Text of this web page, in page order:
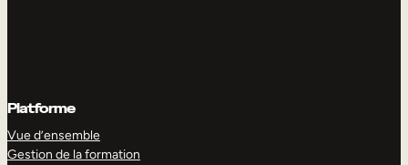
Platforme
Vue d’ensemble
Gestion de la formation